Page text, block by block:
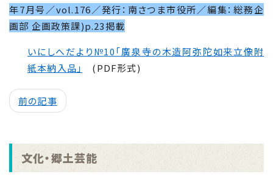
年7月号／vol.176／発行：南さつま市役所／編集：総務企
画部 企画政策課)p.23掲載
いにしへだより№10「廣泉寺の木造阿弥陀如来立像附
紙本納入品」
(PDF形式)
前の記事
文化・郷土芸能